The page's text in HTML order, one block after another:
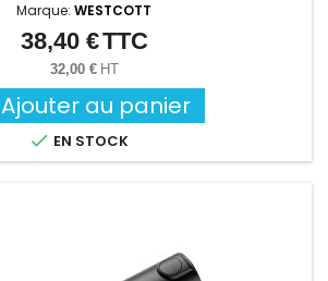
Marque: WESTCOTT
Prix
38,40 €TTC
32,00 € HT
Ajouter au panier
 EN STOCK